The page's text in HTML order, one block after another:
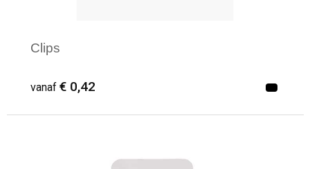
Clips
vanaf € 0,42
Minimale afname: 50